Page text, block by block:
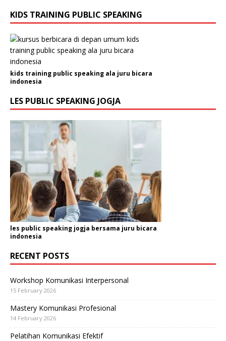
KIDS TRAINING PUBLIC SPEAKING
kids training public speaking ala juru bicara
indonesia
LES PUBLIC SPEAKING JOGJA
les public speaking jogja bersama juru bicara
indonesia
RECENT POSTS
Workshop Komunikasi Interpersonal
15 February 2026
Mastery Komunikasi Profesional
14 February 2026
Pelatihan Komunikasi Efektif